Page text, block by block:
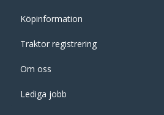
Köpinformation
Traktor registrering
Om oss
Lediga jobb